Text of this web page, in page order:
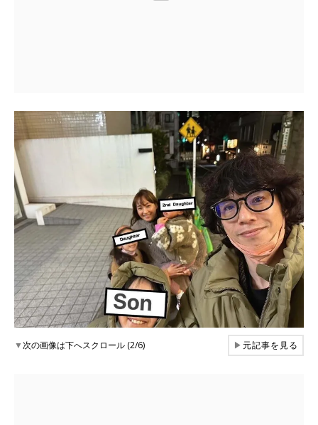
▼次の画像は下へスクロール (2/6) ▶元記事を見る